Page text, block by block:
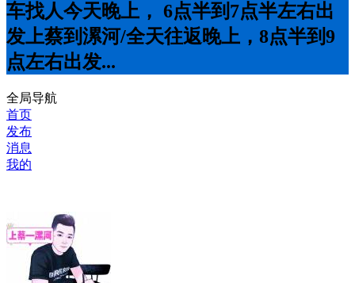
车找人今天晚上， 6点半到7点半左右出
发上蔡到漯河/全天往返晚上，8点半到9
点左右出发...
全局导航
首页
发布
消息
我的